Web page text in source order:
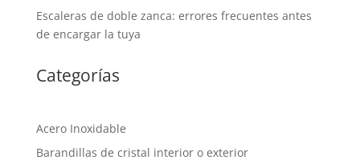
Escaleras de doble zanca: errores frecuentes antes
de encargar la tuya
Categorías
Acero Inoxidable
Barandillas de cristal interior o exterior